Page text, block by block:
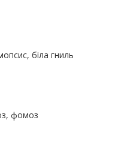
біла гниль
фомоз